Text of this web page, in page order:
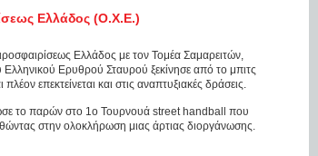
Ελλάδος (O.X.E.)
Ελλάδος με τον Τομέα Σαμαρειτών,
Ερυθρού Σταυρού ξεκίνησε από το μπιτς
επεκτείνεται και στις αναπτυξιακές δράσεις.
το παρών στο 1ο Τουρνουά street handball που
στην ολοκλήρωση μιας άρτιας διοργάνωσης.